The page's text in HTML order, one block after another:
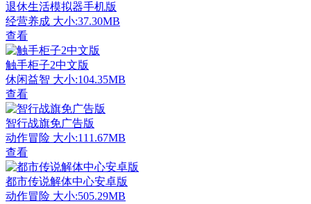
退休生活模拟器手机版
经营养成 大小:37.30MB
查看
触手柜子2中文版
休闲益智 大小:104.35MB
查看
智行战旗免广告版
动作冒险 大小:111.67MB
查看
都市传说解体中心安卓版
动作冒险 大小:505.29MB